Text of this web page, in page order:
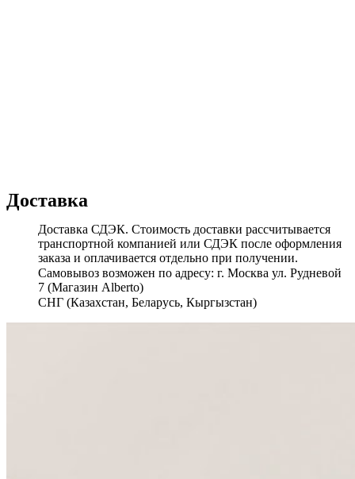
Доставка
Доставка СДЭК. Стоимость доставки рассчитывается
транспортной компанией или СДЭК после оформления
заказа и оплачивается отдельно при получении.
Самовывоз возможен по адресу: г. Москва ул. Рудневой
7 (Магазин Alberto)
СНГ (Казахстан, Беларусь, Кыргызстан)